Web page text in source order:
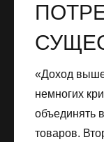
«Доход
немногих
объединять
товаров.